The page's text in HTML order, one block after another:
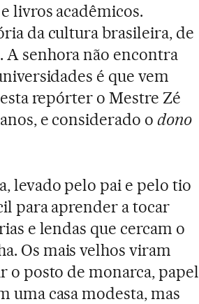
livros acadêmicos.
da cultura brasileira, de
senhora não encontra
é que vem
repórter o Mestre Zé
e considerado odono
levado pelo pai e pelo tio
para aprender a tocar
e lendas que cercam o
Os mais velhos viram
o posto de monarca, papel
uma casa modesta, mas